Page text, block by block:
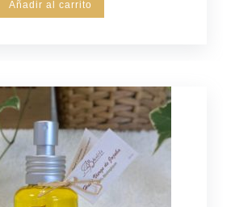
Añadir al carrito